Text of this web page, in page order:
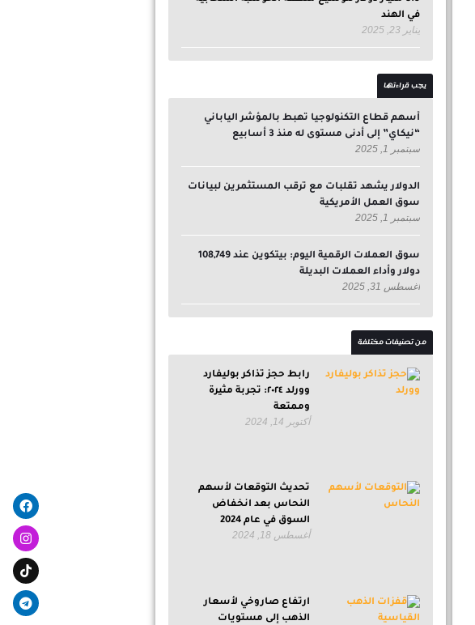
في الهند
يناير 23, 2025
يجب قراءتها
أسهم قطاع التكنولوجيا تهبط بالمؤشر الياباني
“نيكاي” إلى أدنى مستوى له منذ 3 أسابيع
سبتمبر 1, 2025
الدولار يشهد تقلبات مع ترقب المستثمرين لبيانات
سوق العمل الأمريكية
سبتمبر 1, 2025
سوق العملات الرقمية اليوم: بيتكوين عند 108,749
دولار وأداء العملات البديلة
أغسطس 31, 2025
من تصنيفات مختلفة
رابط حجز تذاكر بوليفارد
وورلد ٢٠٢٤: تجربة مثيرة
وممتعة
أكتوبر 14, 2024
تحديث التوقعات لأسهم
النحاس بعد انخفاض
السوق في عام 2024
أغسطس 18, 2024
ارتفاع صاروخي لأسعار
الذهب إلى مستويات